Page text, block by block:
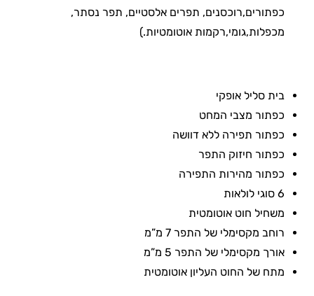
כפתורים,רוכסנים, תפרים אלסטיים, תפר נסתר,
מכפלות,גומי,רקמות אוטומטיות.)
בית סליל אופקי
כפתור מצבי המחט
כפתור תפירה ללא דוושה
כפתור חיזוק התפר
כפתור מהירות התפירה
6 סוגי לולאות
משחיל חוט אוטומטית
רוחב מקסימלי של התפר 7 מ”מ
אורך מקסימלי של התפר 5 מ”מ
מתח של החוט העליון אוטומטית